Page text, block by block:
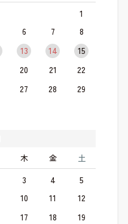
1
6 7
8
13 14
15
20 21
22
27 28
29
木 金 土
3 4
5
10 11
12
17 18
19